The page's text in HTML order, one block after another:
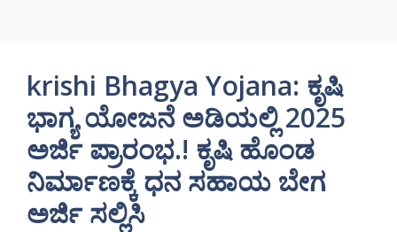
krishi Bhagya Yojana: ಕೃಷಿ
ಭಾಗ್ಯ ಯೋಜನೆ ಅಡಿಯಲ್ಲಿ 2025
ಅರ್ಜಿ ಪ್ರಾರಂಭ.! ಕೃಷಿ ಹೊಂಡ
ನಿರ್ಮಾಣಕ್ಕೆ ಧನ ಸಹಾಯ ಬೇಗ
ಅರ್ಜಿ ಸಲ್ಲಿಸಿ